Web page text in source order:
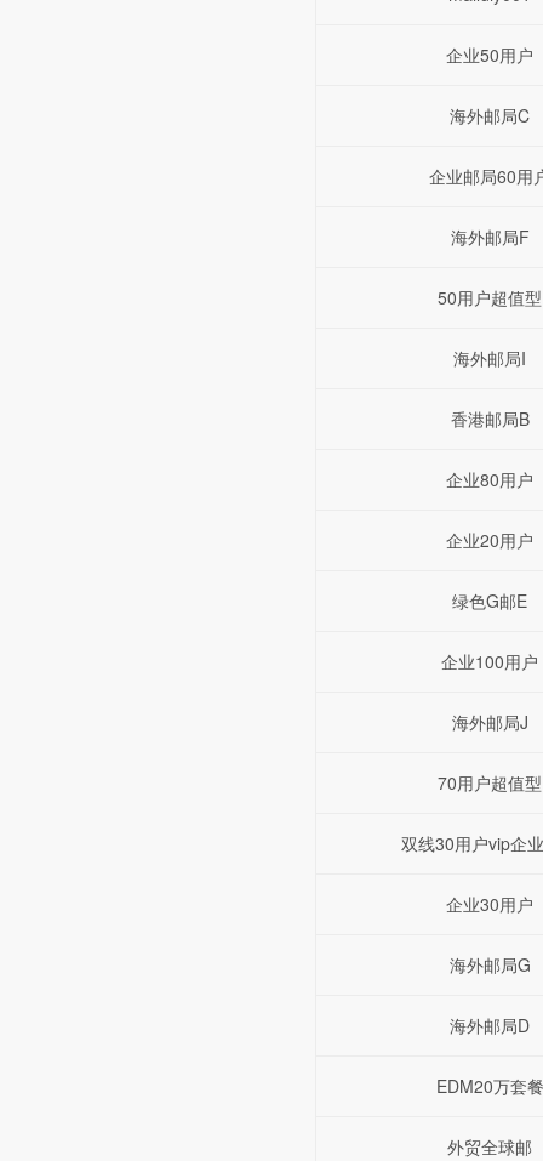
企业50用户
海外邮局C
企业邮局60用
海外邮局F
50用户超值型
海外邮局I
香港邮局B
企业80用户
企业20用户
绿色G邮E
企业100用户
海外邮局J
70用户超值型
双线30用户vip企
企业30用户
海外邮局G
海外邮局D
EDM20万套餐
外贸全球邮